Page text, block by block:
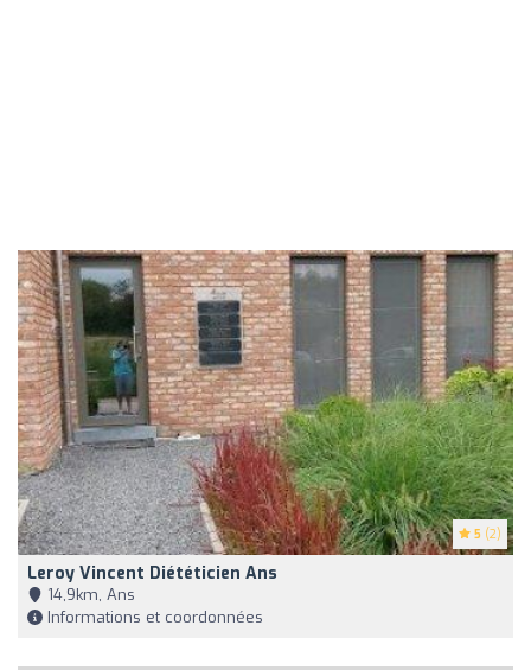
5 (2)
Leroy Vincent Diététicien Ans
14,9km, Ans
Informations et coordonnées